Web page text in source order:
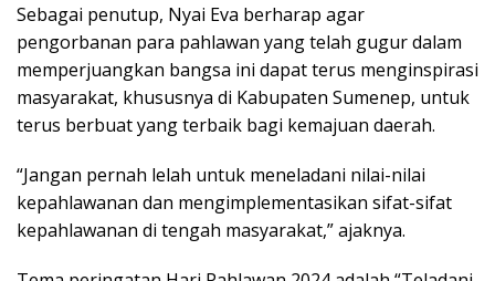
Sebagai penutup, Nyai Eva berharap agar
pengorbanan para pahlawan yang telah gugur dalam
memperjuangkan bangsa ini dapat terus menginspirasi
masyarakat, khususnya di Kabupaten Sumenep, untuk
terus berbuat yang terbaik bagi kemajuan daerah.
“Jangan pernah lelah untuk meneladani nilai-nilai
kepahlawanan dan mengimplementasikan sifat-sifat
kepahlawanan di tengah masyarakat,” ajaknya.